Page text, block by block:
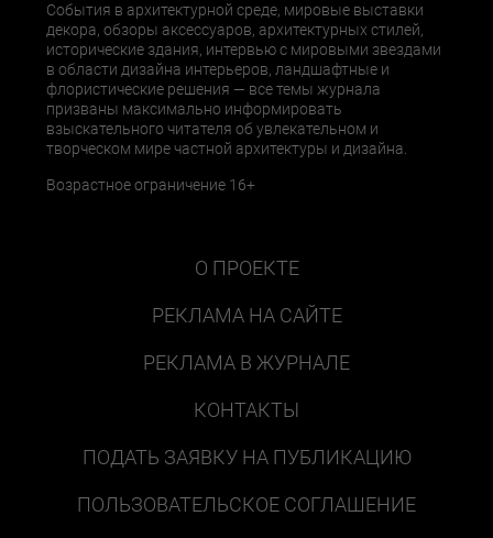
События в архитектурной среде, мировые выставки
декора, обзоры аксессуаров, архитектурных стилей,
исторические здания, интервью с мировыми звездами
в области дизайна интерьеров, ландшафтные и
флористические решения — все темы журнала
призваны максимально информировать
взыскательного читателя об увлекательном и
творческом мире частной архитектуры и дизайна.
Возрастное ограничение 16+
О ПРОЕКТЕ
РЕКЛАМА НА САЙТЕ
РЕКЛАМА В ЖУРНАЛЕ
КОНТАКТЫ
ПОДАТЬ ЗАЯВКУ НА ПУБЛИКАЦИЮ
ПОЛЬЗОВАТЕЛЬСКОЕ СОГЛАШЕНИЕ